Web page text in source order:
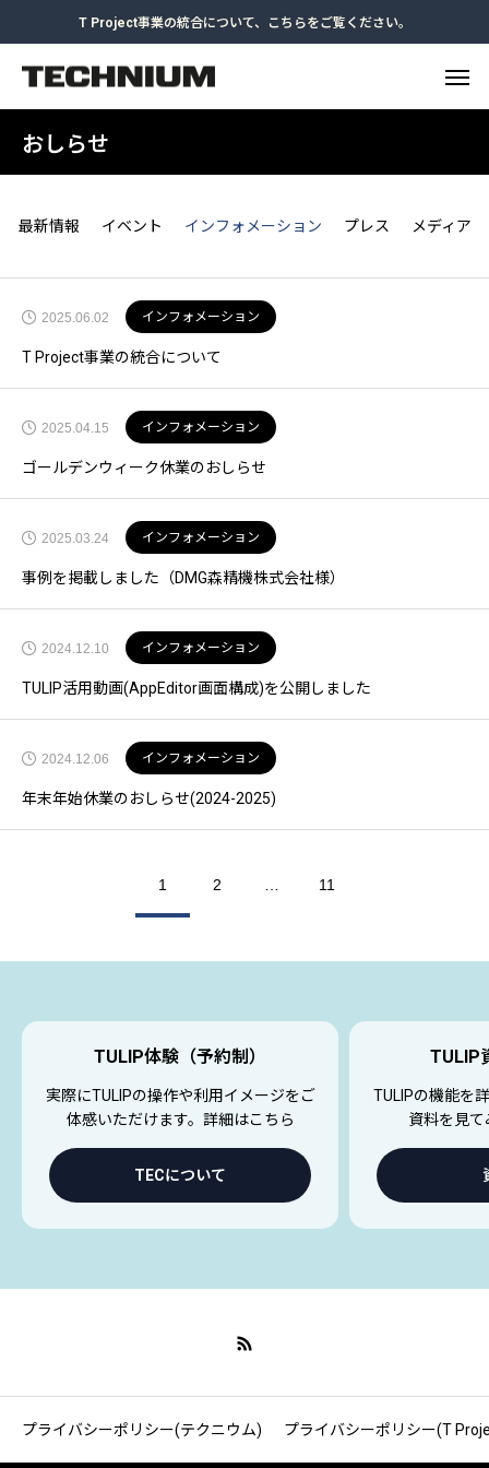
T Project事業の統合について、こちらをご覧ください。
おしらせ
最新情報 イベント インフォメーション プレス メディア
2025.06.02 インフォメーション
T Project事業の統合について
2025.04.15 インフォメーション
ゴールデンウィーク休業のおしらせ
2025.03.24 インフォメーション
事例を掲載しました（DMG森精機株式会社様）
2024.12.10 インフォメーション
TULIP活用動画(AppEditor画面構成)を公開しました
2024.12.06 インフォメーション
年末年始休業のおしらせ(2024-2025)
1 2 11
TULIP体験（予約制）
実際にTULIPの操作や利用イメージをご
体感いただけます。詳細はこちら
TECについて
TULIP
TULIPの機能を
資料を見
プライバシーポリシー(テクニウム) プライバシーポリシー(T